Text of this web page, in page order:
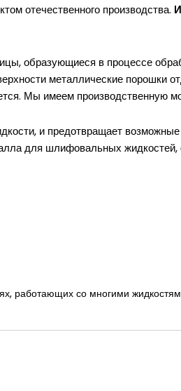
отечественного производства.
образующиеся в процессе
металлические порошки
Мы имеем производственную
и предотвращает
для шлифовальных жидкостей,
работающих со многими